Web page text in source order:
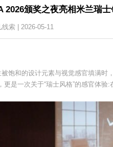
2026颁奖之夜亮相米兰瑞
索 | 2026-05-11
饱和的设计元素与视觉感官填满
是一次关于“瑞士⻛格”的感官体